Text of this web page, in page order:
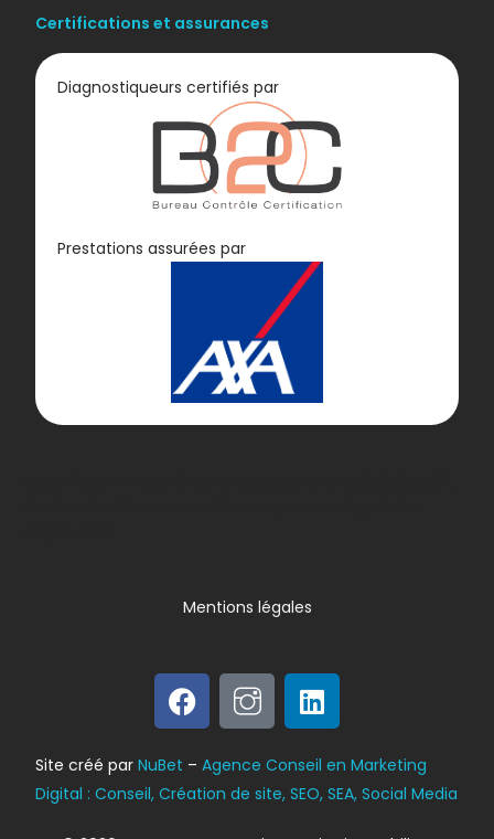
Diagnostic
Bilan énergétique
DPE
Certifications et assurances
Diagnostiqueurs certifiés par
Prestations assurées par
Site créé parNuBet –Agence Conseil en Marketing
Digital : Conseil, Création de site, SEO, SEA, Social Media
Mentions légales